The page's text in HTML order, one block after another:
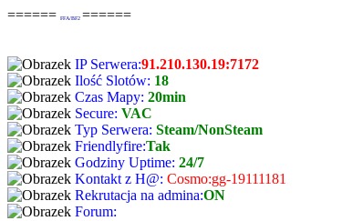
====== FFA/BF2 ======
IP Serwera:91.210.130.19:7172
Ilość Slotów: 18
Czas Mapy: 20min
Secure: VAC
Typ Serwera: Steam/NonSteam
Friendlyfire:Tak
Godziny Uptime: 24/7
Kontakt z H@: Cosmo:gg-19111181
Rekrutacja na admina:ON
Forum: